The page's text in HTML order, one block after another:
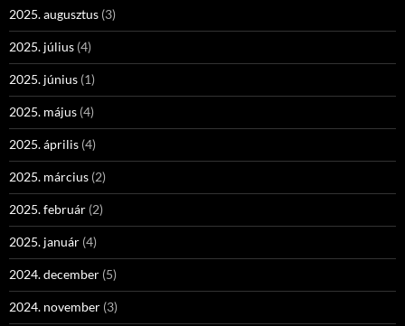
2025. augusztus (3)
2025. július (4)
2025. június (1)
2025. május (4)
2025. április (4)
2025. március (2)
2025. február (2)
2025. január (4)
2024. december (5)
2024. november (3)